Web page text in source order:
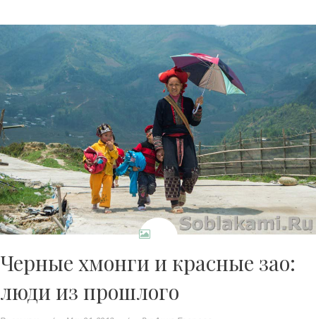
Черные хмонги и красные зао:
люди из прошлого